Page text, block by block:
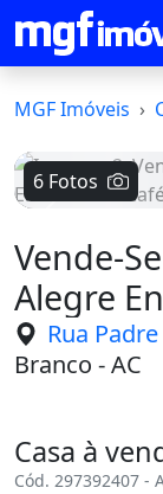
MGF Imóveis
6 Fotos
Vende-
Alegre
Rua
Branco - AC
Casa à
Cód. 297392407 -